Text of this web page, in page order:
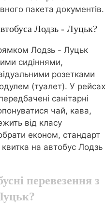
пакета документів.
Лодзь - Луцьк?
Лодзь - Луцьк
сидіннями,
розетками
(туалет). У рейсах
санітарні
чай, кава,
від класу
економ, стандарт
квитка на автобус Лодзь
перевезення з